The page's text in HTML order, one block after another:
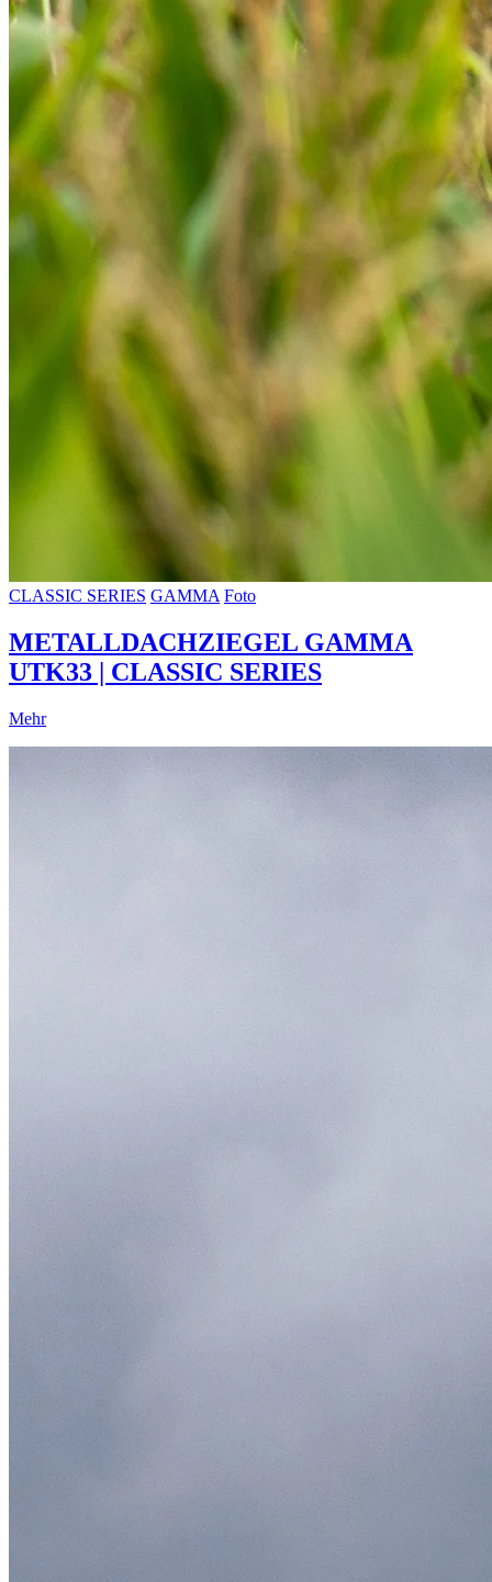
CLASSIC SERIES GAMMA Foto
METALLDACHZIEGEL GAMMA
UTK33 | CLASSIC SERIES
Mehr